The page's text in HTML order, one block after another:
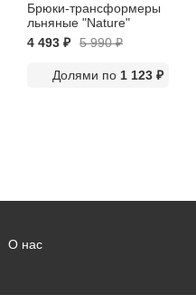
Брюки-трансформеры
льняные "Nature"
4 493 ₽
5 990₽
Долями по 1 123 ₽
О нас